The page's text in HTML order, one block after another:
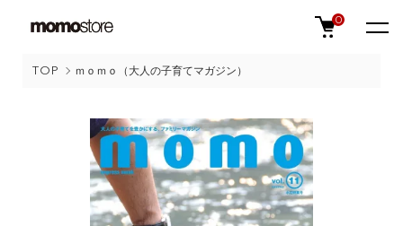
0
TOP ｍｏｍｏ（大人の子育てマガジン）